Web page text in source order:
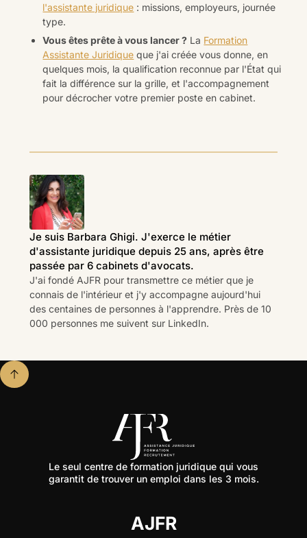
l'assistante juridique : missions, employeurs, journée
type.
Vous êtes prête à vous lancer ? La Formation
Assistante Juridique que j'ai créée vous donne, en
quelques mois, la qualification reconnue par l'État qui
fait la différence sur la grille, et l'accompagnement
pour décrocher votre premier poste en cabinet.
Je suis Barbara Ghigi. J'exerce le métier
d'assistante juridique depuis 25 ans, après être
passée par 6 cabinets d'avocats.
J'ai fondé AJFR pour transmettre ce métier que je
connais de l'intérieur et j'y accompagne aujourd'hui
des centaines de personnes à l'apprendre. Près de 10
000 personnes me suivent sur LinkedIn.
Le seul centre de formation juridique qui vous
garantit de trouver un emploi dans les 3 mois.
AJFR